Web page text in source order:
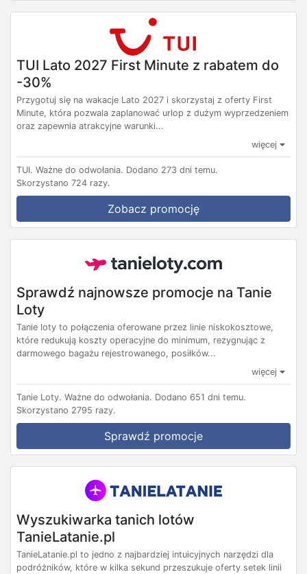
TUI Lato 2027 First Minute z rabatem do
-30%
Przygotuj się na wakacje Lato 2027 i skorzystaj z oferty First
Minute, która pozwala zaplanować urlop z dużym wyprzedzeniem
oraz zapewnia atrakcyjne warunki...
więcej
TUI. Ważne do odwołania. Dodano 273 dni temu.
Skorzystano 724 razy.
Zobacz promocję
Sprawdź najnowsze promocje na Tanie
Loty
Tanie loty to połączenia oferowane przez linie niskokosztowe,
które redukują koszty operacyjne do minimum, rezygnując z
darmowego bagażu rejestrowanego, posiłków...
więcej
Tanie Loty. Ważne do odwołania. Dodano 651 dni temu.
Skorzystano 2795 razy.
Sprawdź promocje
Wyszukiwarka tanich lotów
TanieLatanie.pl
TanieLatanie.pl to jedno z najbardziej intuicyjnych narzędzi dla
podróżników, które w kilka sekund przeszukuje oferty setek linii